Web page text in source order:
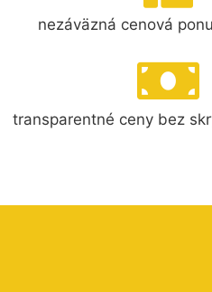
nezáväzná cenová
transparentné ceny bez